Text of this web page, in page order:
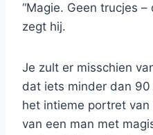
“Magie. Geen trucjes
zegt hij.
Je zult er misschien
dat iets minder dan
het intieme portret van
van een man met